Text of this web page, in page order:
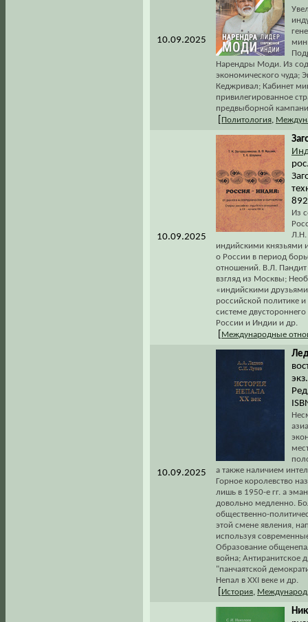
10.09.2025
Нарендры Моди. Из
экономического чуда;
Кеджривал; Кабинет
привилегированное
предвыборной
Политология,
10.09.2025
Из
Л.Н.
индийскими князьями
о России в период
отношений. В.Л.
взгляд из Москвы;
«индийскими
российской политике
системе
России и Индии и др.
Международные
10.09.2025
а также наличием
Горное королевство
лишь в 1950-е гг. а
довольно медленно.
общественно-
этой смене явления,
используя
Образование
война; Антиранитское
"панчаятской
Непал в XXI веке и др.
История,